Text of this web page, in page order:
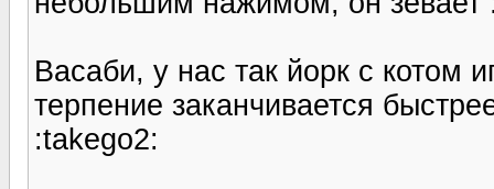
Васаби, у нас так йорк с котом
терпение заканчивается
:takego2: